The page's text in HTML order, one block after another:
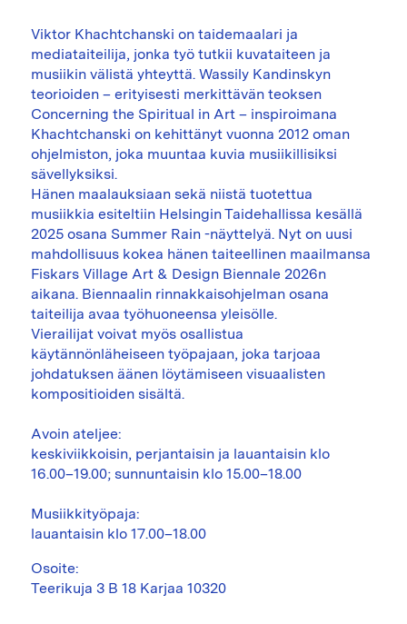
Viktor Khachtchanski on taidemaalari ja
mediataiteilija, jonka työ tutkii kuvataiteen ja
musiikin välistä yhteyttä. Wassily Kandinskyn
teorioiden – erityisesti merkittävän teoksen
Concerning the Spiritual in Art – inspiroimana
Khachtchanski on kehittänyt vuonna 2012 oman
ohjelmiston, joka muuntaa kuvia musiikillisiksi
sävellyksiksi.
Hänen maalauksiaan sekä niistä tuotettua
musiikkia esiteltiin Helsingin Taidehallissa kesällä
2025 osana Summer Rain -näyttelyä. Nyt on uusi
mahdollisuus kokea hänen taiteellinen maailmansa
Fiskars Village Art & Design Biennale 2026n
aikana. Biennaalin rinnakkaisohjelman osana
taiteilija avaa työhuoneensa yleisölle.
Vierailijat voivat myös osallistua
käytännönläheiseen työpajaan, joka tarjoaa
johdatuksen äänen löytämiseen visuaalisten
kompositioiden sisältä.
Avoin ateljee:
keskiviikkoisin, perjantaisin ja lauantaisin klo
16.00–19.00; sunnuntaisin klo 15.00–18.00
Musiikkityöpaja:
lauantaisin klo 17.00–18.00
Osoite:
Teerikuja 3 B 18 Karjaa 10320